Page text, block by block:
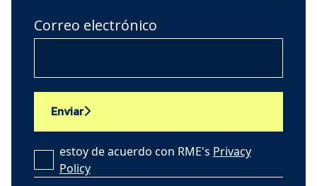
Correo electrónico
Enviar
estoy de acuerdo con RME's Privacy
Policy